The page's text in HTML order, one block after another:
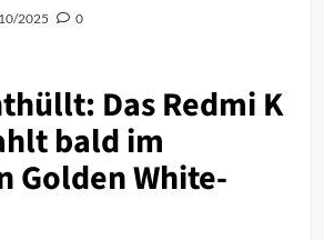
2025 0
Das Redmi K
bald im
Golden White-